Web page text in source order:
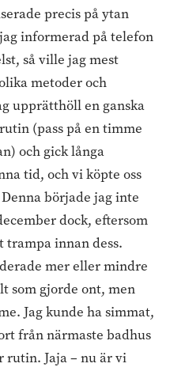
precis på ytan
informerad på telefon
så ville jag mest
metoder och
upprätthöll en ganska
(pass på en timme
och gick långa
tid, och vi köpte oss
började jag inte
dock, eftersom
innan dess.
mer eller mindre
som gjorde ont, men
Jag kunde ha simmat,
från närmaste badhus
Jaja – nu är vi